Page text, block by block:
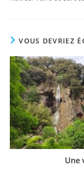
VOUS DEVRIEZ
Une